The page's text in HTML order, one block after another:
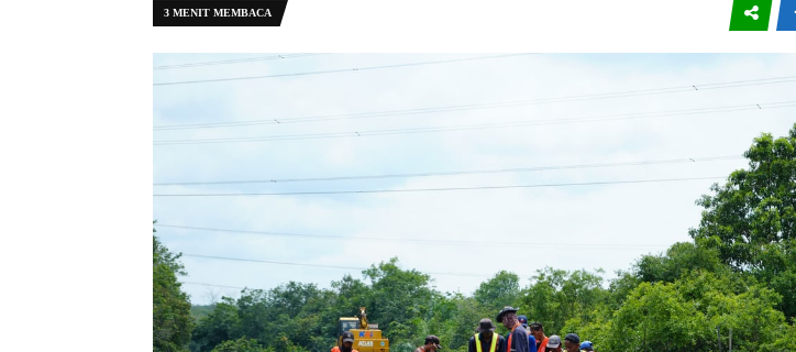
3 MENIT MEMBACA